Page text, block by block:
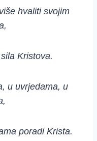
hvaliti svojim
Kristova.
u uvrjedama, u
poradi Krista.